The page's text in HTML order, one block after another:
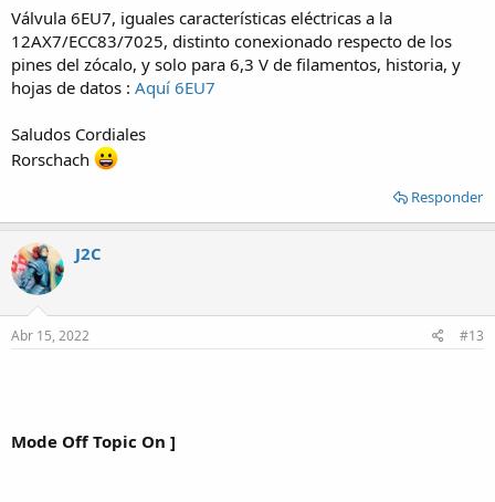
Válvula 6EU7, iguales características eléctricas a la
12AX7/ECC83/7025, distinto conexionado respecto de los
pines del zócalo, y solo para 6,3 V de filamentos, historia, y
hojas de datos : Aquí 6EU7
Saludos Cordiales
Rorschach
Responder
J2C
Abr 15, 2022 #13
Mode Off Topic On ]